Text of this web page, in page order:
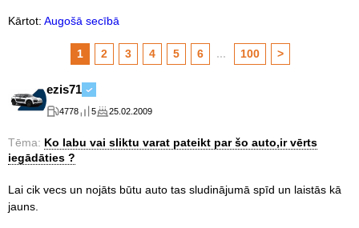
Kārtot: Augošā secībā
1 2 3 4 5 6 ... 100 >
ezis71
4778 5 25.02.2009
Tēma: Ko labu vai sliktu varat pateikt par šo auto,ir vērts
iegādāties ?
Lai cik vecs un nojāts būtu auto tas sludinājumā spīd un laistās kā
jauns.